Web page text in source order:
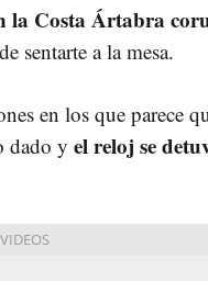
la Costa Ártabra
sentarte a la mesa.
en los que parece
dado y el reloj se